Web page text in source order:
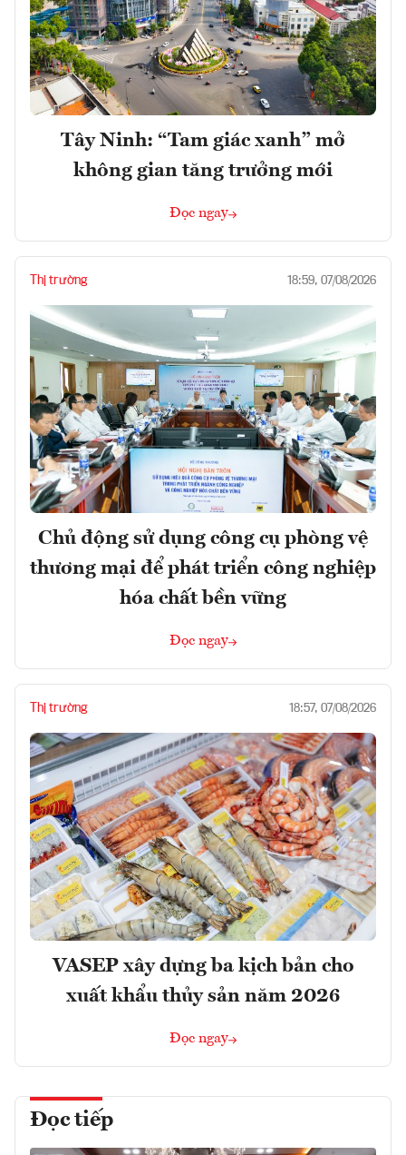
Tây Ninh: “Tam giác xanh” mở
không gian tăng trưởng mới
Đọc ngay
Thị trường 18:59, 07/08/2026
Chủ động sử dụng công cụ phòng vệ
thương mại để phát triển công nghiệp
hóa chất bền vững
Đọc ngay
Thị trường 18:57, 07/08/2026
VASEP xây dựng ba kịch bản cho
xuất khẩu thủy sản năm 2026
Đọc ngay
Đọc tiếp